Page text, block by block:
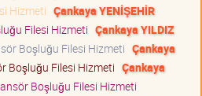
Hizmeti Çankaya YENİŞEHİR
Filesi Hizmeti Çankaya YILDIZ
Boşluğu Filesi Hizmeti Çankaya
Boşluğu Filesi Hizmeti Çankaya
Boşluğu Filesi Hizmeti